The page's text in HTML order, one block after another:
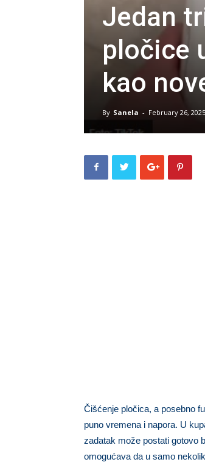
Jedan
pločice
kao
By Sanela - February 26, 2025
Čišćenje pločica, a posebno
puno vremena i napora. U
zadatak može postati gotovo
omogućava da u samo